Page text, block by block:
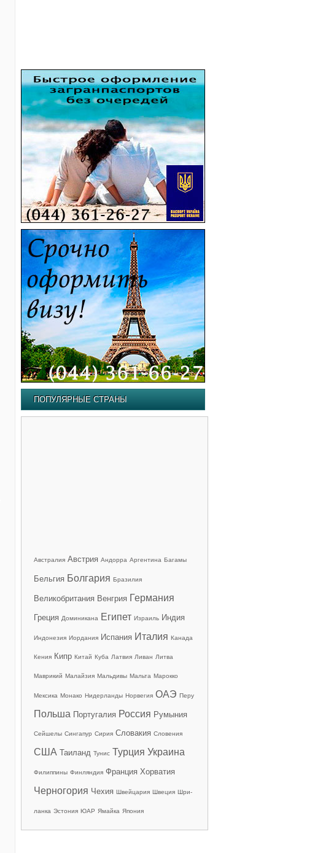
ПОПУЛЯРНЫЕ СТРАНЫ
Австралия Австрия Андорра Аргентина Багамы
Бельгия Болгария Бразилия
Великобритания Венгрия Германия
Греция Доминикана Египет Израиль Индия
Индонезия Иордания Испания Италия Канада
Кения Кипр Китай Куба Латвия Ливан Литва
Маврикий Малайзия Мальдивы Мальта Марокко
Мексика Монако Нидерланды Норвегия ОАЭ Перу
Польша Португалия Россия Румыния
Сейшелы Сингапур Сирия Словакия Словения
США Таиланд Тунис Турция Украина
Филиппины Финляндия Франция Хорватия
Черногория Чехия Швейцария Швеция Шри-
ланка Эстония ЮАР Ямайка Япония